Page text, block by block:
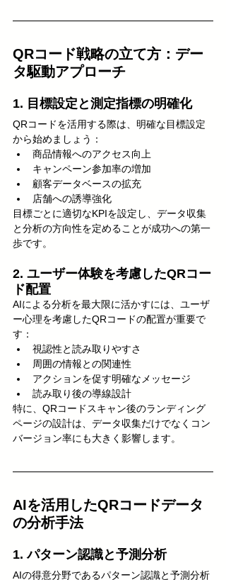
QRコード戦略の立て方：デー
タ駆動アプローチ
1. 目標設定と測定指標の明確化
QRコードを活用する際は、明確な目標設定
から始めましょう：
商品情報へのアクセス向上
キャンペーン参加率の増加
顧客データベースの拡充
店舗への誘導強化
目標ごとに適切なKPIを設定し、データ収集
と分析の方向性を定めることが成功への第一
歩です。
2. ユーザー体験を考慮したQRコー
ド配置
AIによる分析を最大限に活かすには、ユーザ
ー心理を考慮したQRコードの配置が重要で
す：
視認性と読み取りやすさ
周囲の情報との関連性
アクションを促す明確なメッセージ
読み取り後の導線設計
特に、QRコードスキャン後のランディング
ページの設計は、データ収集だけでなくコン
バージョン率にも大きく影響します。
AIを活用したQRコードデータ
の分析手法
1. パターン認識と予測分析
AIの得意分野であるパターン認識と予測分析